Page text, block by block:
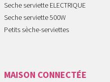
Seche serviette ELECTRIQUE
Seche serviette 500W
Petits sèche-serviettes
MAISON CONNECTÉE